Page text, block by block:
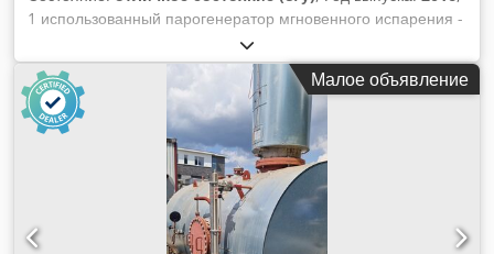
1 использованный парогенератор мгновенного испарения -
---- Производитель: CERTUSS Тип: Универсальный TC
Производительность: 700 кг/ч Максимальная тепловая
мощность: 459 кВт Рабочее давление: 10 бар Содержание
воды: 103,5 л Испытательное давление: 57 бар Маркировка
CE: CE 0035 Cjdpfx Aljwhxh Ajwoha Год постройки: 2016
оборудован газовой горелкой Certuss, системой контроля
газа, Шкаф управления с сенсорным управлением,
установленный на корпусе котла, и существующие грубые
и тонкие фитинги
Малое объявление